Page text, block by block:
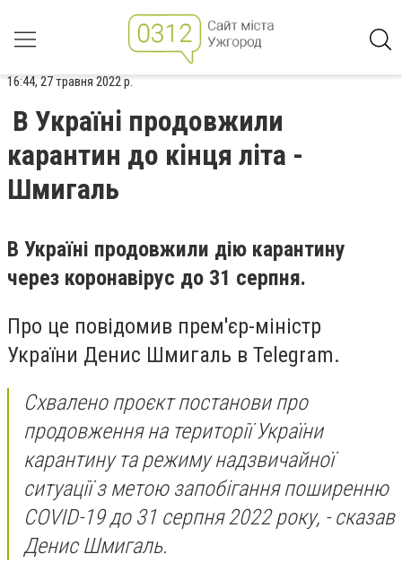
16:44, 27 травня 2022 р.
В Україні продовжили
карантин до кінця літа -
Шмигаль
В Україні продовжили дію карантину
через коронавірус до 31 серпня.
Про це повідомив прем'єр-міністр
України Денис Шмигаль в Telegram.
Схвалено проєкт постанови про
продовження на території України
карантину та режиму надзвичайної
ситуації з метою запобігання поширенню
COVID-19 до 31 серпня 2022 року, - сказав
Денис Шмигаль.